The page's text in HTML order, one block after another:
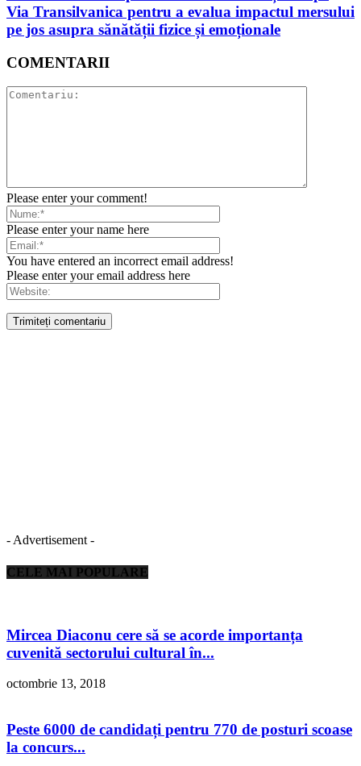
Via Transilvanica pentru a evalua impactul mersului
pe jos asupra sănătății fizice și emoționale
COMENTARII
Please enter your comment!
Please enter your name here
You have entered an incorrect email address!
Please enter your email address here
- Advertisement -
CELE MAI POPULARE
Mircea Diaconu cere să se acorde importanța
cuvenită sectorului cultural în...
octombrie 13, 2018
Peste 6000 de candidați pentru 770 de posturi scoase
la concurs...